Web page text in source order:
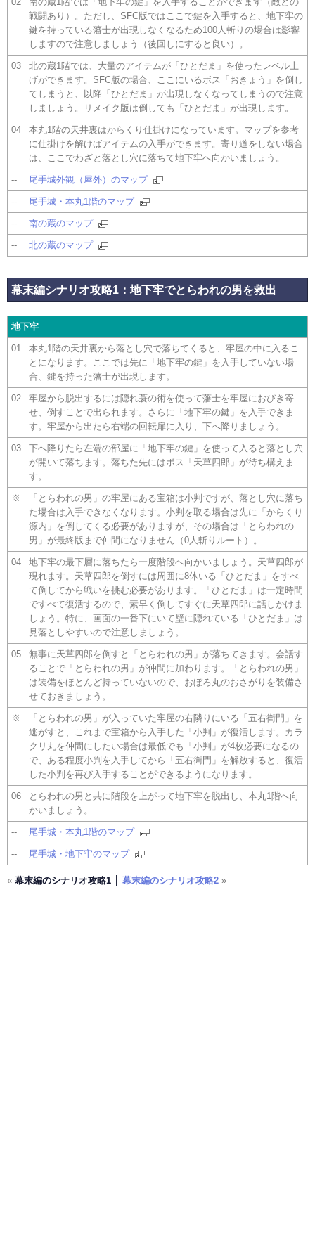
戦闘あり）。ただし、SFC版ではここで鍵を入手すると、地下牢の
鍵を持っている藩士が出現しなくなるため100人斬りの場合は影響
しますので注意しましょう（後回しにすると良い）。
03
北の蔵1階では、大量のアイテムが「ひとだま」を使ったレベル上
げができます。SFC版の場合、ここにいるボス「おきょう」を倒し
てしまうと、以降「ひとだま」が出現しなくなってしまうので注意
しましょう。リメイク版は倒しても「ひとだま」が出現します。
04
本丸1階の天井裏はからくり仕掛けになっています。マップを参考
に仕掛けを解けばアイテムの入手ができます。寄り道をしない場合
は、ここでわざと落とし穴に落ちて地下牢へ向かいましょう。
-- 尾手城外観（屋外）のマップ
-- 尾手城・本丸1階のマップ
-- 南の蔵のマップ
-- 北の蔵のマップ
幕末編シナリオ攻略1：地下牢でとらわれの男を救出
地下牢
01
本丸1階の天井裏から落とし穴で落ちてくると、牢屋の中に入るこ
とになります。ここでは先に「地下牢の鍵」を入手していない場
合、鍵を持った藩士が出現します。
02
牢屋から脱出するには隠れ蓑の術を使って藩士を牢屋におびき寄
せ、倒すことで出られます。さらに「地下牢の鍵」を入手できま
す。牢屋から出たら右端の回転扉に入り、下へ降りましょう。
03
下へ降りたら左端の部屋に「地下牢の鍵」を使って入ると落とし穴
が開いて落ちます。落ちた先にはボス「天草四郎」が待ち構えま
す。
※
「とらわれの男」の牢屋にある宝箱は小判ですが、落とし穴に落ち
た場合は入手できなくなります。小判を取る場合は先に「からくり
源内」を倒してくる必要がありますが、その場合は「とらわれの
男」が最終版まで仲間になりません（0人斬りルート）。
04
地下牢の最下層に落ちたら一度階段へ向かいましょう。天草四郎が
現れます。天草四郎を倒すには周囲に8体いる「ひとだま」をすべ
て倒してから戦いを挑む必要があります。「ひとだま」は一定時間
ですべて復活するので、素早く倒してすぐに天草四郎に話しかけま
しょう。特に、画面の一番下にいて壁に隠れている「ひとだま」は
見落としやすいので注意しましょう。
05
無事に天草四郎を倒すと「とらわれの男」が落ちてきます。会話す
ることで「とらわれの男」が仲間に加わります。「とらわれの男」
は装備をほとんど持っていないので、おぼろ丸のおさがりを装備さ
せておきましょう。
※
「とらわれの男」が入っていた牢屋の右隣りにいる「五右衛門」を
逃がすと、これまで宝箱から入手した「小判」が復活します。カラ
クリ丸を仲間にしたい場合は最低でも「小判」が4枚必要になるの
で、ある程度小判を入手してから「五右衛門」を解放すると、復活
した小判を再び入手することができるようになります。
06
とらわれの男と共に階段を上がって地下牢を脱出し、本丸1階へ向
かいましょう。
-- 尾手城・本丸1階のマップ
-- 尾手城・地下牢のマップ
« 幕末編のシナリオ攻略1 │ 幕末編のシナリオ攻略2 »